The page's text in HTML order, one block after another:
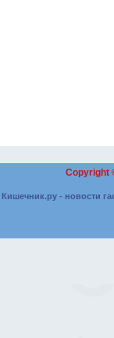
Copyright
Кишечник.ру - новости